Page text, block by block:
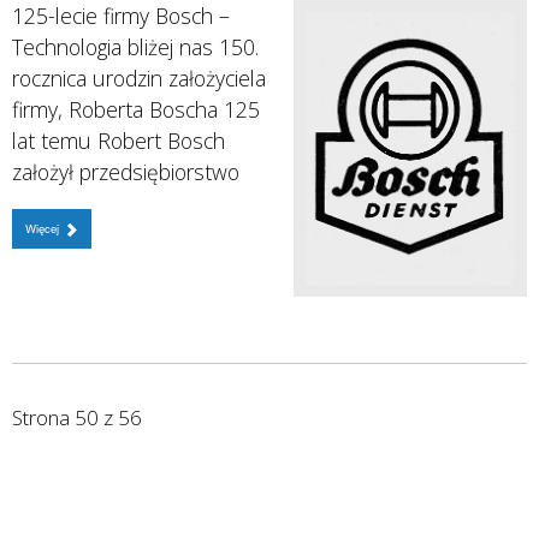
125-lecie firmy Bosch –
Technologia bliżej nas 150.
rocznica urodzin założyciela
firmy, Roberta Boscha 125
lat temu Robert Bosch
założył przedsiębiorstwo
Więcej
Strona 50 z 56